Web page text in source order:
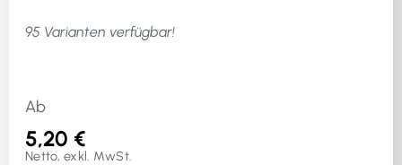
95 Varianten verfügbar!
Ab
5,20 €
Netto, exkl. MwSt.